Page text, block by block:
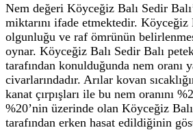
Nem değeri Köyceğiz Balı Sedir
miktarını ifade etmektedir. Köyceğiz
olgunluğu ve raf ömrünün
oynar. Köyceğiz Balı Sedir Balı
tarafından konulduğunda nem oranı
civarlarındadır. Arılar kovan
kanat çırpışları ile bu nem oranını
%20’nin üzerinde olan Köyceğiz
tarafından erken hasat edildiğinin